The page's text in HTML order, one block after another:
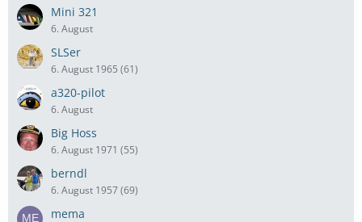
Mini 321
6. August
SLSer
6. August 1965 (61)
a320-pilot
6. August
Big Hoss
6. August 1971 (55)
berndl
6. August 1957 (69)
mema